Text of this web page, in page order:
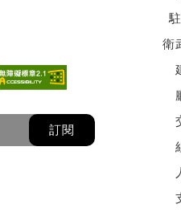
窗)
新視窗)
訂閱
衛